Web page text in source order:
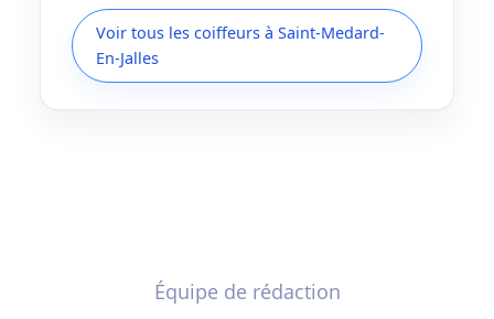
Voir tous les coiffeurs à Saint-Medard-
En-Jalles
Équipe de rédaction